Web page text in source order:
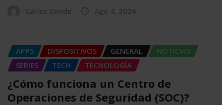
Carlos Conde Ago 4, 2026
APPS DISPOSITIVOS GENERAL
NOTICIAS
SERIES
TECH TECNOLOGÍA
¿Cómo funciona un Centro de
Operaciones de Seguridad (SOC)?